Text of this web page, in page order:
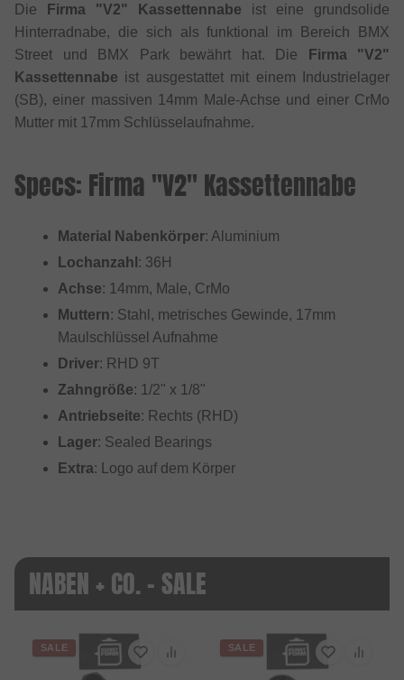
Die Firma "V2" Kassettennabe ist eine grundsolide
Hinterradnabe, die sich als funktional im Bereich BMX
Street und BMX Park bewährt hat. Die
Firma "V2"
Kassettennabe ist ausgestattet mit einem Industrielager
(SB), einer massiven 14mm Male-Achse und einer CrMo
Mutter mit 17mm Schlüsselaufnahme.
Specs: Firma "V2" Kassettennabe
Material Nabenkörper: Aluminium
Lochanzahl : 36H
Achse: 14mm, Male, CrMo
Muttern: Stahl, metrisches Gewinde, 17mm
Maulschlüssel Aufnahme
Driver: RHD 9T
Zahngröße: 1/2" x 1/8"
Antriebseite: Rechts (RHD)
Lager: Sealed Bearings
Extra: Logo auf dem Körper
NABEN + CO. - SALE
SALE SALE